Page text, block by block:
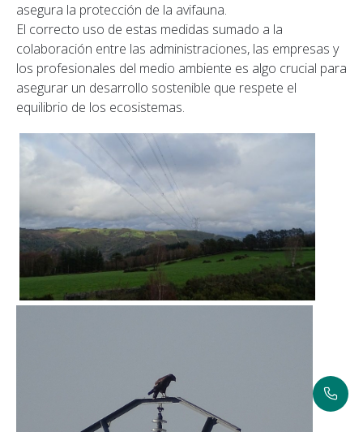
asegura la protección de la avifauna.
El correcto uso de estas medidas sumado a la
colaboración entre las administraciones, las empresas y
los profesionales del medio ambiente es algo crucial para
asegurar un desarrollo sostenible que respete el
equilibrio de los ecosistemas.